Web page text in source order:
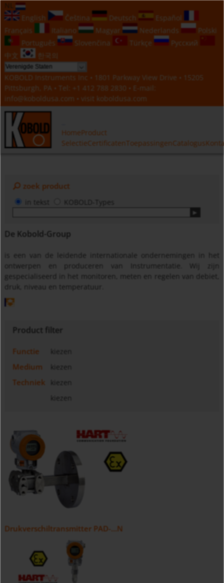
NL
English
Čeština Deutsch
Español
Français
Italiano Magyar Nederlands
Polski
Português
Slovenčina Türkçe
Русский
中文
한국의
KOBOLD Instruments Inc • 1801 Parkway View Drive • 15205
Pittsburgh, PA • Tel:
+1 412 788 2830 • E-mail:
info@koboldusa.com • visit koboldusa.com
HomeProduct
SelectieCertificaten Toepassingen Catalogus
zoek product
in tekst KOBOLD-Types
De Kobold-Group
is een van de leidende internationale ondernemingen in het
ontwerpen en produceren van Instrumentatie. Wij zijn
gespecialiseerd in het monitoren, meten en regelen van debiet,
druk, niveau en temperatuur.
Product filter
Functie kiezen
Medium kiezen
Techniek
kiezen
kiezen
Drukverschiltransmitter PAD-...N